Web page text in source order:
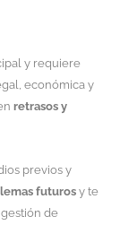
y requiere
económica y
retrasos y
previos y
futuros y te
de